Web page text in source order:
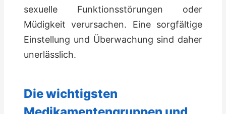
sexuelle Funktionsstörungen oder
Müdigkeit verursachen. Eine sorgfältige
Einstellung und Überwachung sind daher
unerlässlich.
Die wichtigsten